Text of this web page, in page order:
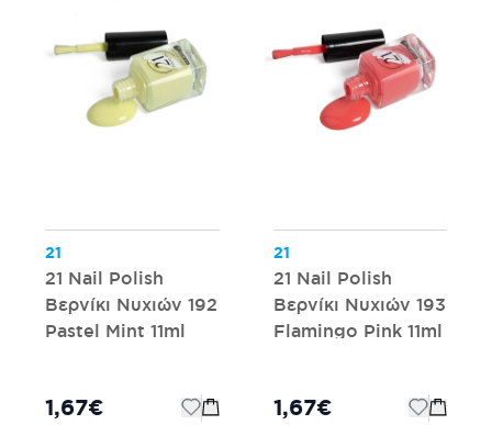
21
21 Nail Polish
Βερνίκι Νυχιών 192
Pastel Mint 11ml
1,67€
21
21 Nail Polish
Βερνίκι Νυχιών 193
Flamingo Pink 11ml
1,67€